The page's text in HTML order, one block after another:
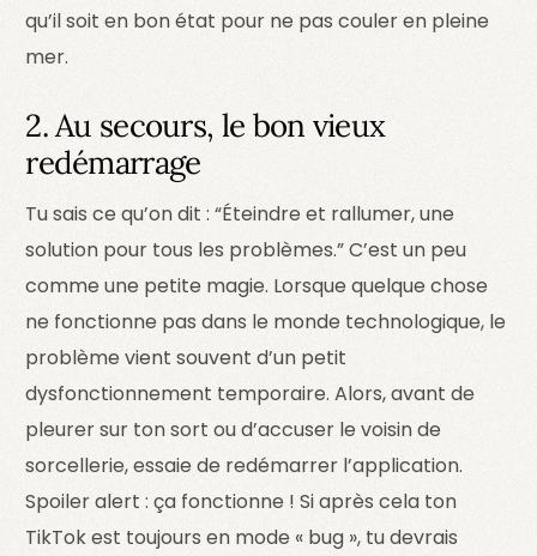
qu’il soit en bon état pour ne pas couler en pleine
mer.
2. Au secours, le bon vieux
redémarrage
Tu sais ce qu’on dit : “Éteindre et rallumer, une
solution pour tous les problèmes.” C’est un peu
comme une petite magie. Lorsque quelque chose
ne fonctionne pas dans le monde technologique, le
problème vient souvent d’un petit
dysfonctionnement temporaire. Alors, avant de
pleurer sur ton sort ou d’accuser le voisin de
sorcellerie, essaie de redémarrer l’application.
Spoiler alert : ça fonctionne ! Si après cela ton
TikTok est toujours en mode « bug », tu devrais